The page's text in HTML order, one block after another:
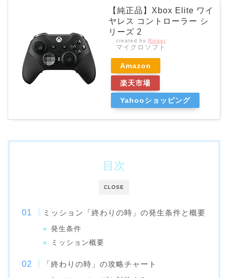
【純正品】Xbox Elite ワイ
ヤレス コントローラー シ
リーズ 2
created by Rinker
マイクロソフト
Amazon
楽天市場
Yahooショッピング
CLOSE
目次
ミッション「終わりの時」の発生条件と概要
発生条件
ミッション概要
「終わりの時」の攻略チャート